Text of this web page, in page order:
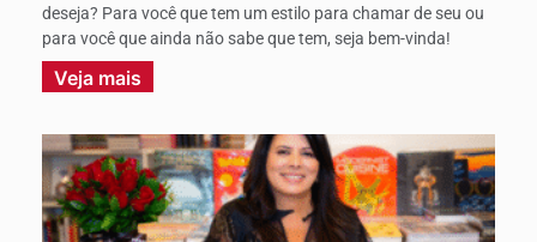
deseja? Para você que tem um estilo para chamar de seu ou
para você que ainda não sabe que tem, seja bem-vinda!
Veja mais